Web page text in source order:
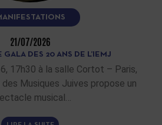
21/07/2026
GALA DES 20 ANS DE L’IEMJ
17h30 à la salle Cortot – Paris,
Musiques Juives propose un
musical…